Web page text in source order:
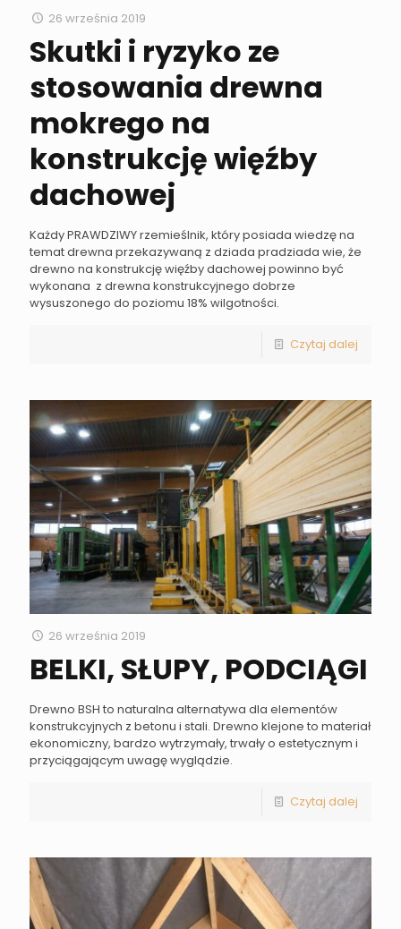
26 września 2019
Skutki i ryzyko ze
stosowania drewna
mokrego na
konstrukcję więźby
dachowej
Każdy PRAWDZIWY rzemieślnik, który posiada wiedzę na
temat drewna przekazywaną z dziada pradziada wie, że
drewno na konstrukcję więźby dachowej powinno być
wykonana z drewna konstrukcyjnego dobrze
wysuszonego do poziomu 18% wilgotności.
Czytaj dalej
26 września 2019
BELKI, SŁUPY, PODCIĄGI
Drewno BSH to naturalna alternatywa dla elementów
konstrukcyjnych z betonu i stali. Drewno klejone to materiał
ekonomiczny, bardzo wytrzymały, trwały o estetycznym i
przyciągającym uwagę wyglądzie.
Czytaj dalej